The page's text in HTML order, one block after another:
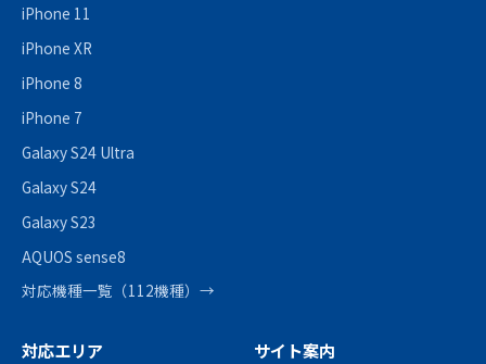
iPhone 11
iPhone XR
iPhone 8
iPhone 7
Galaxy S24 Ultra
Galaxy S24
Galaxy S23
AQUOS sense8
対応機種一覧（112機種）→
対応エリア サイト案内